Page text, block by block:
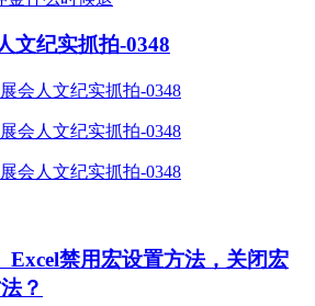
文纪实抓拍-0348
Excel禁用宏设置方法，关闭宏
？